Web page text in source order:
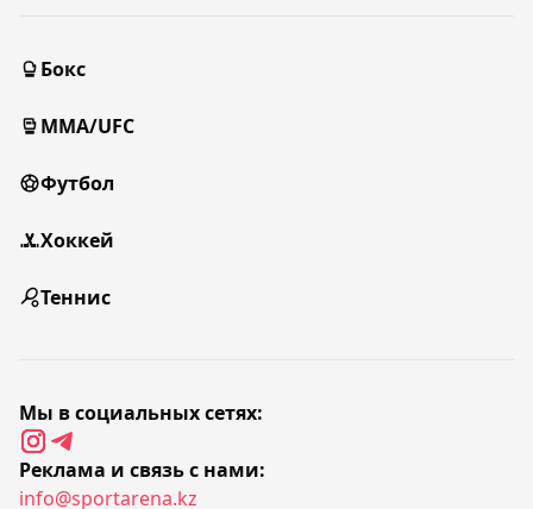
Бокс
MMA/UFC
Футбол
Хоккей
Теннис
Мы в социальных сетях:
Реклама и связь с нами:
info@sportarena.kz